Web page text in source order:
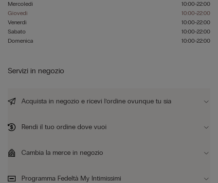
Mercoledì
10:00-22:00
Giovedì
10:00-22:00
Venerdì
10:00-22:00
Sabato
10:00-22:00
Domenica
10:00-22:00
Servizi in negozio
Acquista in negozio e ricevi l’ordine ovunque tu sia
Rendi il tuo ordine dove vuoi
Cambia la merce in negozio
Programma Fedeltà My Intimissimi